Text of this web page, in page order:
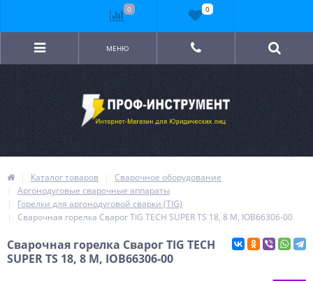
МЕНЮ
Каталог товаров
Сварочное оборудование
Аргонодуговые сварочные аппараты
Горелки для аргонодуговой сварки (TIG)
Сварочная горелка Сварог TIG TECH SUPER TS 18, 8 М, IOB66306-00
Сварочная горелка Сварог TIG TECH
SUPER TS 18, 8 М, IOB66306-00
0 0